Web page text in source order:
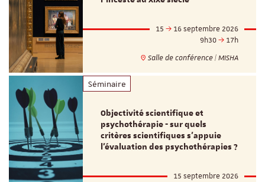
15
16 septembre 2026
9h30
17h
Salle de conférence | MISHA
Séminaire
Objectivité scientifique et
psychothérapie - sur quels
critères scientifiques s'appuie
l'évaluation des psychothérapies ?
15 septembre 2026